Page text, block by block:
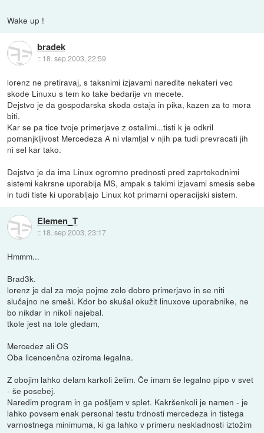
Wake up !
bradek
:: 18. sep 2003, 22:59
lorenz ne pretiravaj, s taksnimi izjavami naredite nekateri vec
skode Linuxu s tem ko take bedarije vn mecete.
Dejstvo je da gospodarska skoda ostaja in pika, kazen za to mora
biti.
Kar se pa tice tvoje primerjave z ostalimi...tisti k je odkril
pomanjkljivost Mercedeza A ni vlamljal v njih pa tudi prevracati jih
ni sel kar tako.
Dejstvo je da ima Linux ogromno prednosti pred zaprtokodnimi
sistemi kakrsne uporablja MS, ampak s takimi izjavami smesis sebe
in tudi tiste ki uporabljajo Linux kot primarni operacijski sistem.
Elemen_T
:: 18. sep 2003, 23:17
Hmmm...
Brad3k.
lorenz je dal za moje pojme zelo dobro primerjavo in se niti
slučajno ne smeši. Kdor bo skušal okužit linuxove uporabnike, ne
bo nikdar in nikoli najebal.
tkole jest na tole gledam,
Mercedez ali OS
Oba licencenčna oziroma legalna.
Z obojim lahko delam karkoli želim. Če imam še legalno pipo v svet
- še posebej.
Naredim program in ga pošljem v splet. Kakršenkoli je namen - je
lahko povsem enak personal testu trdnosti mercedeza in tistega
varnostnega minimuma, ki ga lahko v primeru neskladnosti iztožim